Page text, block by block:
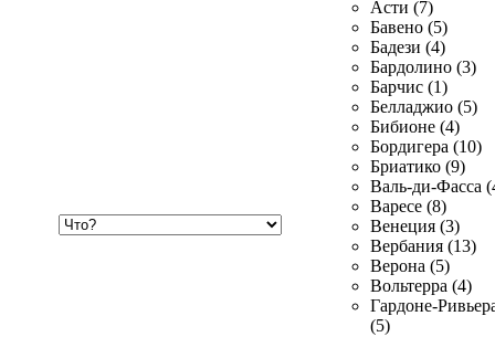
Асти (7)
Бавено (5)
Бадези (4)
Бардолино (3)
Барчис (1)
Белладжио (5)
Бибионе (4)
Бордигера (10)
Бриатико (9)
Валь-ди-Фасса
Варесе (8)
Венеция (3)
Вербания (13)
Верона (5)
Вольтерра (4)
Гардоне-
(5)